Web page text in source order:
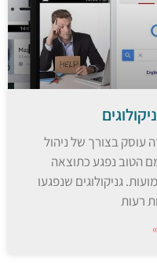
זה עוסק בצורך של ניהול
הטוב נפגע כתוצאה
גניקולוגים שנפגעו
רעות